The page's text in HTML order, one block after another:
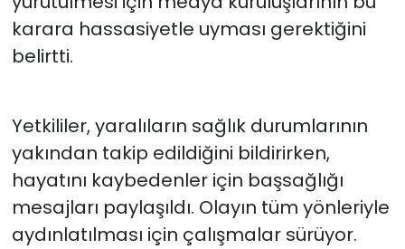
karara hassasiyetle uyması gerektiğini
belirtti.
Yetkililer, yaralıların sağlık durumlarının
yakından takip edildiğini bildirirken,
hayatını kaybedenler için başsağlığı
mesajları paylaşıldı. Olayın tüm yönleriyle
aydınlatılması için çalışmalar sürüyor.